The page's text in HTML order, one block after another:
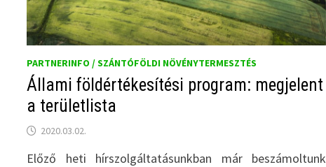
PARTNERINFO / SZÁNTÓFÖLDI NÖVÉNYTERMESZTÉS
Állami földértékesítési program: megjelent
a területlista
2020.03.02.
Előző heti hírszolgáltatásunkban már beszámoltunk